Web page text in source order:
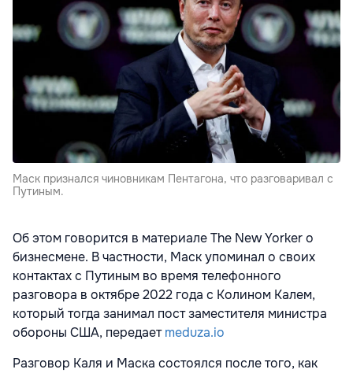
Маск признался чиновникам Пентагона, что разговаривал с
Путиным.
Об этом говорится в материале The New Yorker о
бизнесмене. В частности, Маск упоминал о своих
контактах с Путиным во время телефонного
разговора в октябре 2022 года с Колином Калем,
который тогда занимал пост заместителя министра
обороны США, передаетmeduza.io
Разговор Каля и Маска состоялся после того, как